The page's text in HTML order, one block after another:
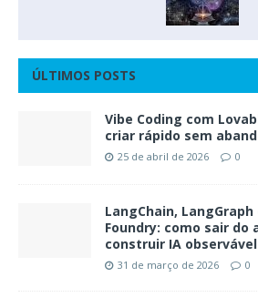
ÚLTIMOS POSTS
Vibe Coding com
criar rápido sem
25 de abril de 2026 0
LangChain,
Foundry: como sair do
construir IA observável
31 de março de 2026 0